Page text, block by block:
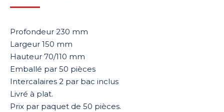
était :
90,50 €.
est :
45,25 €.
Profondeur 230 mm
Largeur 150 mm
Hauteur 70/110 mm
Emballé par 50 pièces
Intercalaires 2 par bac inclus
Livré à plat.
Prix par paquet de 50 pièces.